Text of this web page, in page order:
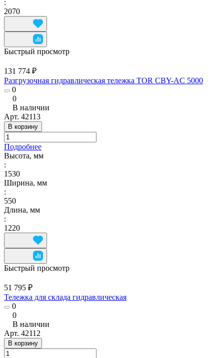
:
2070
Быстрый просмотр
131 774 ₽
Разгрузочная гидравлическая тележка TOR CBY-AC 5000
0
0
В наличии
Арт. 42113
В корзину
Подробнее
Высота, мм
:
1530
Ширина, мм
:
550
Длина, мм
:
1220
Быстрый просмотр
51 795 ₽
Тележка для склада гидравлическая
0
0
В наличии
Арт. 42112
В корзину